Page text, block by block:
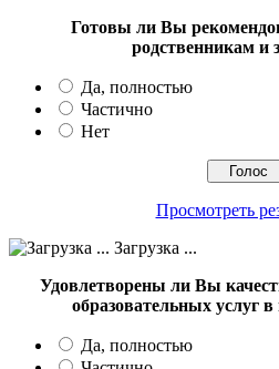
Готовы ли Вы
родственникам и
Да, полностью
Частично
Нет
Просмотреть
Загрузка ...
Удовлетворены ли Вы
образовательных услуг
Да, полностью